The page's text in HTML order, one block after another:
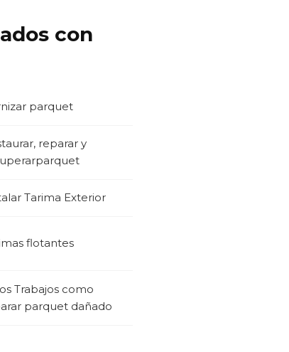
con
parquet
reparar y
Tarima Exterior
flotantes
Trabajos como
parquet dañado